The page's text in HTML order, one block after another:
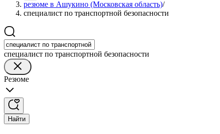
резюме в Ашукино (Московская область)/
специалист по транспортной безопасности
специалист по транспортной безопасности
Резюме
Найти